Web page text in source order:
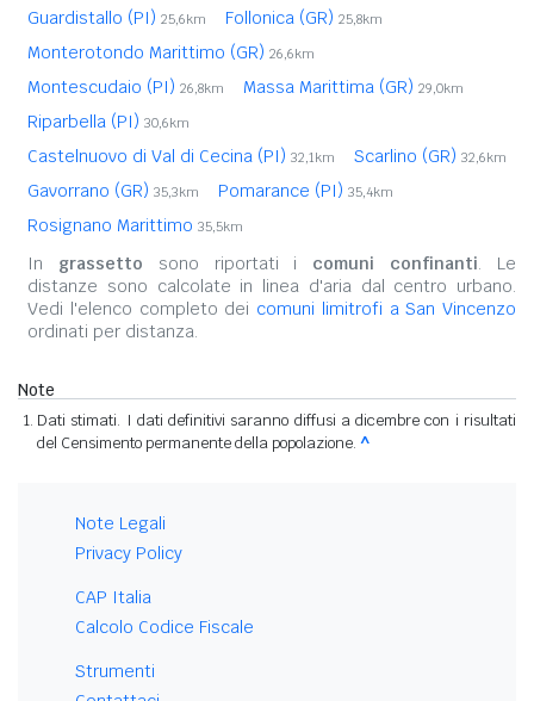
Guardistallo (PI) 25,6km Follonica (GR) 25,8km
Monterotondo Marittimo (GR) 26,6km
Montescudaio (PI) 26,8km Massa Marittima (GR) 29,0km
Riparbella (PI) 30,6km
Castelnuovo di Val di Cecina (PI) 32,1km Scarlino (GR) 32,6km
Gavorrano (GR) 35,3km Pomarance (PI) 35,4km
Rosignano Marittimo 35,5km
In grassetto sono riportati i comuni confinanti. Le
distanze sono calcolate in linea d'aria dal centro urbano.
Vedi l'elenco completo dei comuni limitrofi a San Vincenzo
ordinati per distanza.
Note
Dati stimati. I dati definitivi saranno diffusi a dicembre con i risultati
del Censimento permanente della popolazione. ^
Note Legali
Privacy Policy
CAP Italia
Calcolo Codice Fiscale
Strumenti